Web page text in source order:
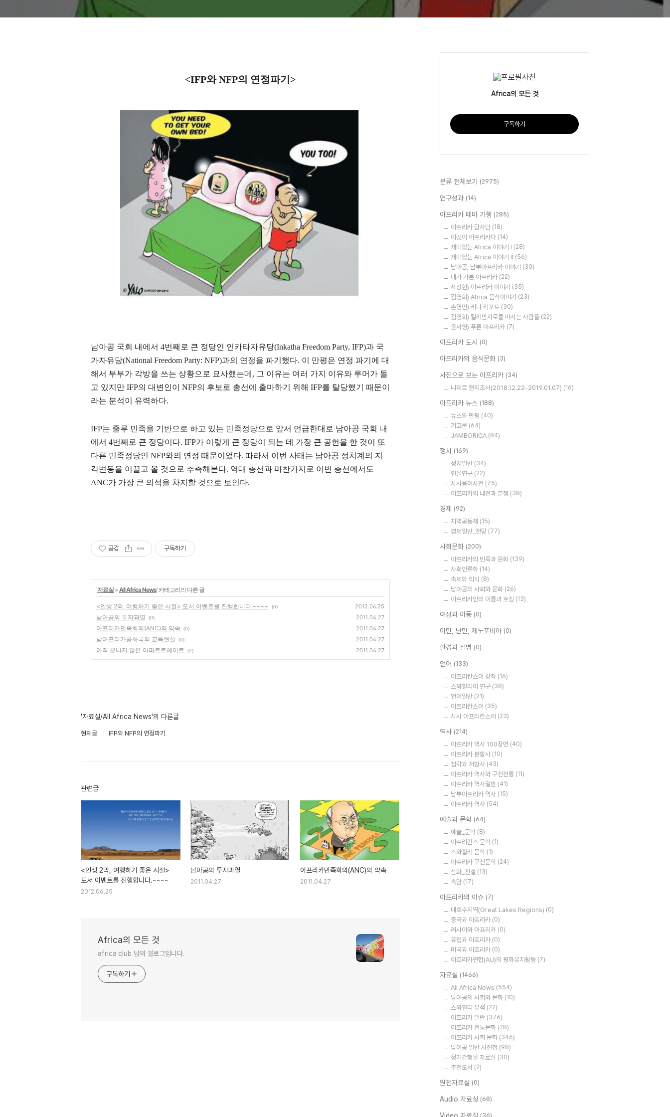
<IFP와 NFP의 연정파기>
남아공 국회 내에서 4번째로 큰 정당인 인카타자유당(Inkatha Freedom Party, IFP)과 국
가자유당(National Freedom Party: NFP)과의 연정을 파기했다. 이 만평은 연정 파기에 대
해서 부부가 각방을 쓰는 상황으로 묘사했는데, 그 이유는 여러 가지 이유와 루머가 돌
고 있지만 IFP의 대변인이 NFP의 후보로 총선에 출마하기 위해 IFP를 탈당했기 때문이
라는 분석이 유력하다.
IFP는 줄루 민족을 기반으로 하고 있는 민족정당으로 앞서 언급한대로 남아공 국회 내
에서 4번째로 큰 정당이다. IFP가 이렇게 큰 정당이 되는 데 가장 큰 공헌을 한 것이 또
다른 민족정당인 NFP와의 연정 때문이었다. 따라서 이번 사태는 남아공 정치계의 지
각변동을 이끌고 올 것으로 추측해본다. 역대 총선과 마찬가지로 이번 총선에서도
ANC가 가장 큰 의석을 차지할 것으로 보인다.
공감 구독하기
'자료실 >All Africa News' 카테고리의 다른 글
<인생 2막, 여행하기 좋은 시절> 도서 이벤트를 진행합니다.~~~~ (6) 2012.06.25
남아공의 투자과열 (0) 2011.04.27
아프리카민족회의(ANC)의 약속 (0) 2011.04.27
남아프리카공화국의 교육현실 (0) 2011.04.27
아직 끝나지 않은 아파르트헤이트 (2) 2011.04.27
'자료실/All Africa News'의 다른글
현재글 IFP와 NFP의 연정파기
관련글
<인생 2막, 여행하기 좋은 시절>
도서 이벤트를 진행합니다.~~~~
2012.06.25
남아공의 투자과열
2011.04.27
아프리카민족회의(ANC)의 약속
2011.04.27
Africa의 모든 것
africa club 님의 블로그입니다.
구독하기
Africa의 모든 것
구독하기
분류 전체보기 (2975)
연구성과 (14)
아프리카 테마 기행 (285)
아프리카 탐사단 (18)
이것이 아프리카다 (14)
재미있는 Africa 이야기 I (28)
재미있는 Africa 이야기 II (56)
남아공, 남부아프리카 이야기 (30)
내가 가본 아프리카 (22)
서상현) 아프리카 이야기 (35)
김영희) Africa 음식이야기 (23)
손영민) 케냐 리포트 (30)
김영희) 킬리만자로를 마시는 사람들 (22)
윤서영) 푸른 아프리카 (7)
아프리카 도시 (0)
아프리카의 음식문화 (3)
사진으로 보는 아프리카 (34)
니제르 현지조사(2018.12.22-2019.01.07) (16)
아프리카 뉴스 (188)
뉴스와 만평 (40)
기고문 (64)
JAMBORICA (84)
정치 (169)
정치일반 (34)
인물연구 (22)
시사용어사전 (75)
아프리카의 내전과 분쟁 (38)
경제 (92)
지역공동체 (15)
경제일반_전망 (77)
사회문화 (200)
아프리카의 민족과 문화 (139)
사회인류학 (14)
축제와 의식 (8)
남아공의 사회와 문화 (26)
아프리카인의 이름과 호칭 (13)
여성과 아동 (0)
이민, 난민, 제노포비아 (0)
환경과 질병 (0)
언어 (133)
아프리칸스어 강좌 (16)
스와힐리어 연구 (38)
언어일반 (21)
아프리칸스어 (35)
시사 아프리칸스어 (23)
역사 (214)
아프리카 역사 100장면 (40)
아프리카 분할사 (10)
침략과 저항사 (43)
아프리카 역사와 구전전통 (11)
아프리카 역사일반 (41)
남부아프리카 역사 (15)
아프리카 역사 (54)
예술과 문학 (64)
예술_문학 (8)
아프리칸스 문학 (1)
스와힐리 문학 (1)
아프리카 구전문학 (24)
신화_전설 (13)
속담 (17)
아프리카의 이슈 (7)
대호수지역(Great Lakes Regions) (0)
중국과 아프리카 (0)
러시아와 아프리카 (0)
유럽과 아프리카 (0)
미국과 아프리카 (0)
아프리카연합(AU)의 평화유지활동 (7)
자료실 (1466)
All Africa News (554)
남아공의 사회와 문화 (10)
스와힐리 유적 (22)
아프리카 일반 (376)
아프리카 전통문화 (28)
아프리카 사회 문화 (346)
남아공 일반 사진첩 (98)
정기간행물 자료실 (30)
추천도서 (2)
원천자료실 (0)
Audio 자료실 (68)
(36)